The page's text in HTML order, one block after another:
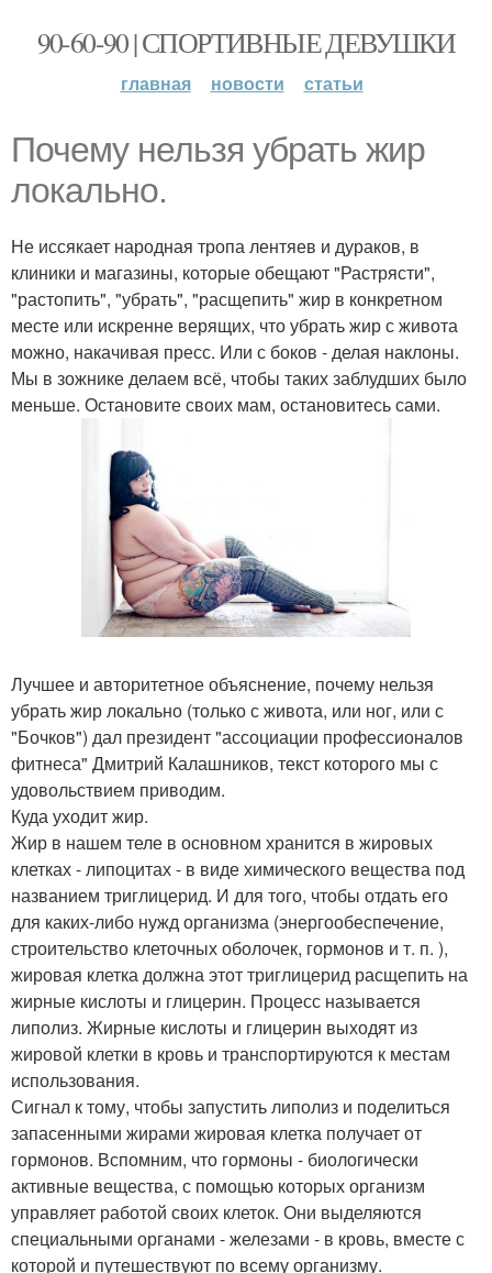
90-60-90 | СПОРТИВНЫЕ ДЕВУШКИ
главная новости статьи
Почему нельзя убрать жир
локально.
Не иссякает народная тропа лентяев и дураков, в
клиники и магазины, которые обещают "Растрясти",
"растопить", "убрать", "расщепить" жир в конкретном
месте или искренне верящих, что убрать жир с живота
можно, накачивая пресс. Или с боков - делая наклоны.
Мы в зожнике делаем всё, чтобы таких заблудших было
меньше. Остановите своих мам, остановитесь сами.
Лучшее и авторитетное объяснение, почему нельзя
убрать жир локально (только с живота, или ног, или с
"Бочков") дал президент "ассоциации профессионалов
фитнеса" Дмитрий Калашников, текст которого мы с
удовольствием приводим.
Куда уходит жир.
Жир в нашем теле в основном хранится в жировых
клетках - липоцитах - в виде химического вещества под
названием триглицерид. И для того, чтобы отдать его
для каких-либо нужд организма (энергообеспечение,
строительство клеточных оболочек, гормонов и т. п. ),
жировая клетка должна этот триглицерид расщепить на
жирные кислоты и глицерин. Процесс называется
липолиз. Жирные кислоты и глицерин выходят из
жировой клетки в кровь и транспортируются к местам
использования.
Сигнал к тому, чтобы запустить липолиз и поделиться
запасенными жирами жировая клетка получает от
гормонов. Вспомним, что гормоны - биологически
активные вещества, с помощью которых организм
управляет работой своих клеток. Они выделяются
специальными органами - железами - в кровь, вместе с
которой и путешествуют по всему организму.